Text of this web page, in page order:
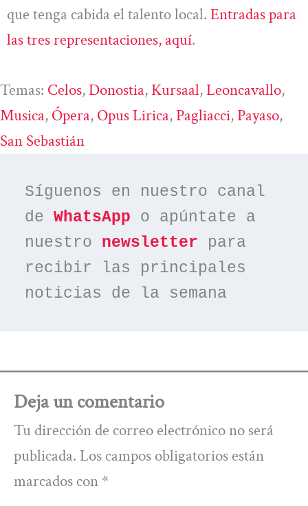
que tenga cabida el talento local. Entradas para
las tres representaciones, aquí.
Temas: Celos, Donostia, Kursaal, Leoncavallo
Musica, Ópera, Opus Lirica, Pagliacci, Payaso
San Sebastián
Síguenos en nuestro canal
de WhatsApp o apúntate a
nuestro newsletter para
recibir las principales
noticias de la semana
Deja un comentario
Tu dirección de correo electrónico no será
publicada. Los campos obligatorios están
marcados con *